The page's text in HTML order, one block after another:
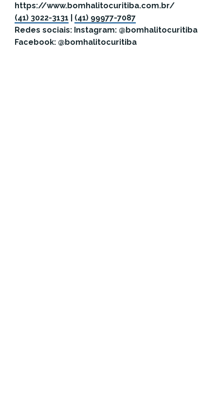
https://www.bomhalitocuritiba.com.br/
(41) 3022-3131
(41) 99977-7087
Redes sociais: Instagram: @bomhalitocuritiba
Facebook: @bomhalitocuritiba